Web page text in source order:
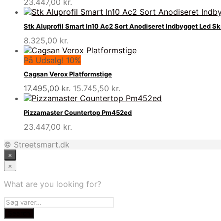
23.447,00 kr.
Stk Aluprofil Smart In10 Ac2 Sort Anodiseret Indbygget Led
8.325,00 kr.
På Udsalg! 10%
Cagsan Verox Platformstige
17.495,00kr. Den
oprindelige
var:
15.745,50 kr.
aktuelle
pris
er:
Pizzamaster Countertop Pm452ed
23.447,00 kr.
© Streetsmart.dk
×
×
What are you looking for?